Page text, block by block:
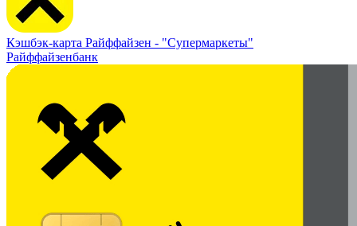
Кэшбэк-карта Райффайзен - "Супермаркеты"
Райффайзенбанк